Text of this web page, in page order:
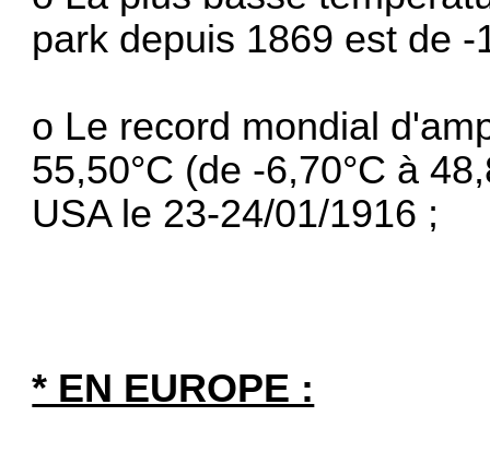
park depuis 1869 est de -
o Le record mondial
55,50°C (de -6,70°C à
USA le 23-24/01/1916 ;
* EN EUROPE :